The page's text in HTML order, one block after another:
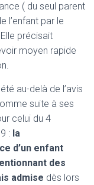
( du seul parent
l’enfant par le
précisait
moyen rapide
au-delà de l’avis
suite à ses
celui du 4
: la
d’un enfant
des
admise dès lors